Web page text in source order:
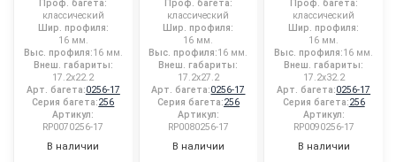
Проф. багета:
классический
Шир. профиля:
16 мм.
Выс. профиля:16 мм.
Внеш. габариты:
17.2x22.2
Арт. багета:0256-17
Серия багета:256
Артикул:
RP0070256-17
В наличии
Проф. багета:
классический
Шир. профиля:
16 мм.
Выс. профиля:16 мм.
Внеш. габариты:
17.2x27.2
Арт. багета:0256-17
Серия багета:256
Артикул:
RP0080256-17
В наличии
Проф. багета:
классический
Шир. профиля:
16 мм.
Выс. профиля:16 мм.
Внеш. габариты:
17.2x32.2
Арт. багета:0256-17
Серия багета:256
Артикул:
RP0090256-17
В наличии